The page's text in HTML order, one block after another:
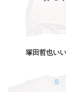
塚田哲也い